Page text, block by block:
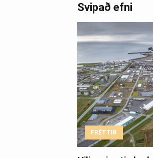
Svipað efni
FRÉTTIR